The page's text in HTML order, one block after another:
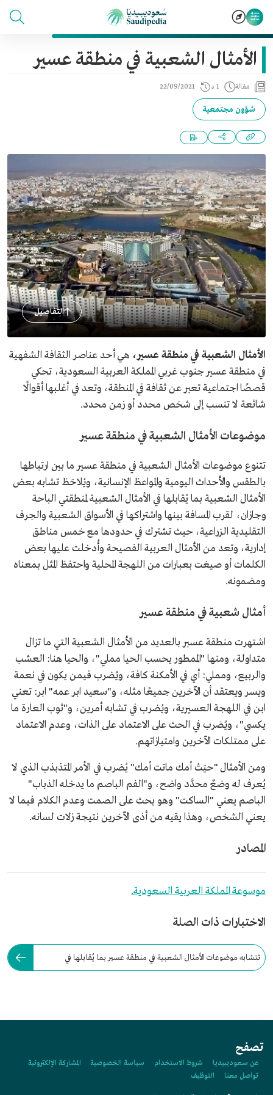
الأمثال الشعبية في منطقة عسير
مقالة 1 د 22/09/2021
شؤون مجتمعية
التفاصيل
الأمثال الشعبية في منطقة عسير، هي أحد عناصر الثقافة الشفهية
في منطقة عسير جنوب غربي المملكة العربية السعودية، تحكي
قصصًا اجتماعية تعبر عن ثقافة في المنطقة، وتعد في أغلبها أقوالًا
شائعة لا تنسب إلى شخص محدد أو زمن محدد.
موضوعات الأمثال الشعبية في منطقة عسير
تتنوع موضوعات الأمثال الشعبية في منطقة عسير ما بين ارتباطها
بالطقس والأحداث اليومية والمواعظ الإنسانية، ويُلاحَظ تشابه بعض
الأمثال الشعبية بما يُقابلها في الأمثال الشعبية لمنطقتي الباحة
وجازان، لقرب المسافة بينها واشتراكها في الأسواق الشعبية والحِرف
التقليدية الزراعية، حيث تشترك في حدودها مع خمس مناطق
إدارية، وتعد من الأمثال العربية الفصيحة وأُدخلت عليها بعض
الكلمات أو صيغت بعبارات من اللهجة المحلية واحتفظ المثل بمعناه
ومضمونه.
أمثال شعبية في منطقة عسير
اشتهرت منطقة عسبر بالعديد من الأمثال الشعبية التي ما تزال
متداولة، ومنها "الممطور يحسب الحيا مملي"، والحيا هنا: العشب
والربيع، ومملي: أي في الأمكنة كافة، ويُضرب فيمن يكون في نعمة
ويسر ويعتقد أن الآخرين جميعًا مثله، و"سعيد ابر عمه" ابر: تعني
ابن في اللهجة العسيرية، ويُضرب في تشابه أمرين، و"ثوب العارة ما
يكسي"، ويُضرب في الحث على الاعتماد على الذات، وعدم الاعتماد
على ممتلكات الآخرين وامتيازاتهم.
ومن الأمثال "حيَتْ أمك ماتت أمك" يُضرب في الأمر المتذبذب الذي لا
يُعرف له وضعٌ محدَّد واضح، و"الفم الباصم ما يدخله الذباب"
الباصم يعني "الساكت" وهو يحث على الصمت وعدم الكلام فيما لا
يعني الشخص، وهذا يقيه من أذى الآخرين نتيجة زلات لسانه.
المصادر
موسوعة المملكة العربية السعودية.
الاختبارات ذات الصلة
تتشابه موضوعات الأمثال الشعبية في منطقة عسير بما يُقابلها في
تصفح
عن سعوديبيديا شروط الاستخدام سياسة الخصوصية
المشاركة الإلكترونية
تواصل معنا
التوظيف